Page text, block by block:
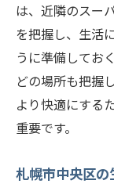
は、近隣のスー
を把握し、生活
うに準備してお
どの場所も把握
より快適にする
重要です。
札幌市中央区